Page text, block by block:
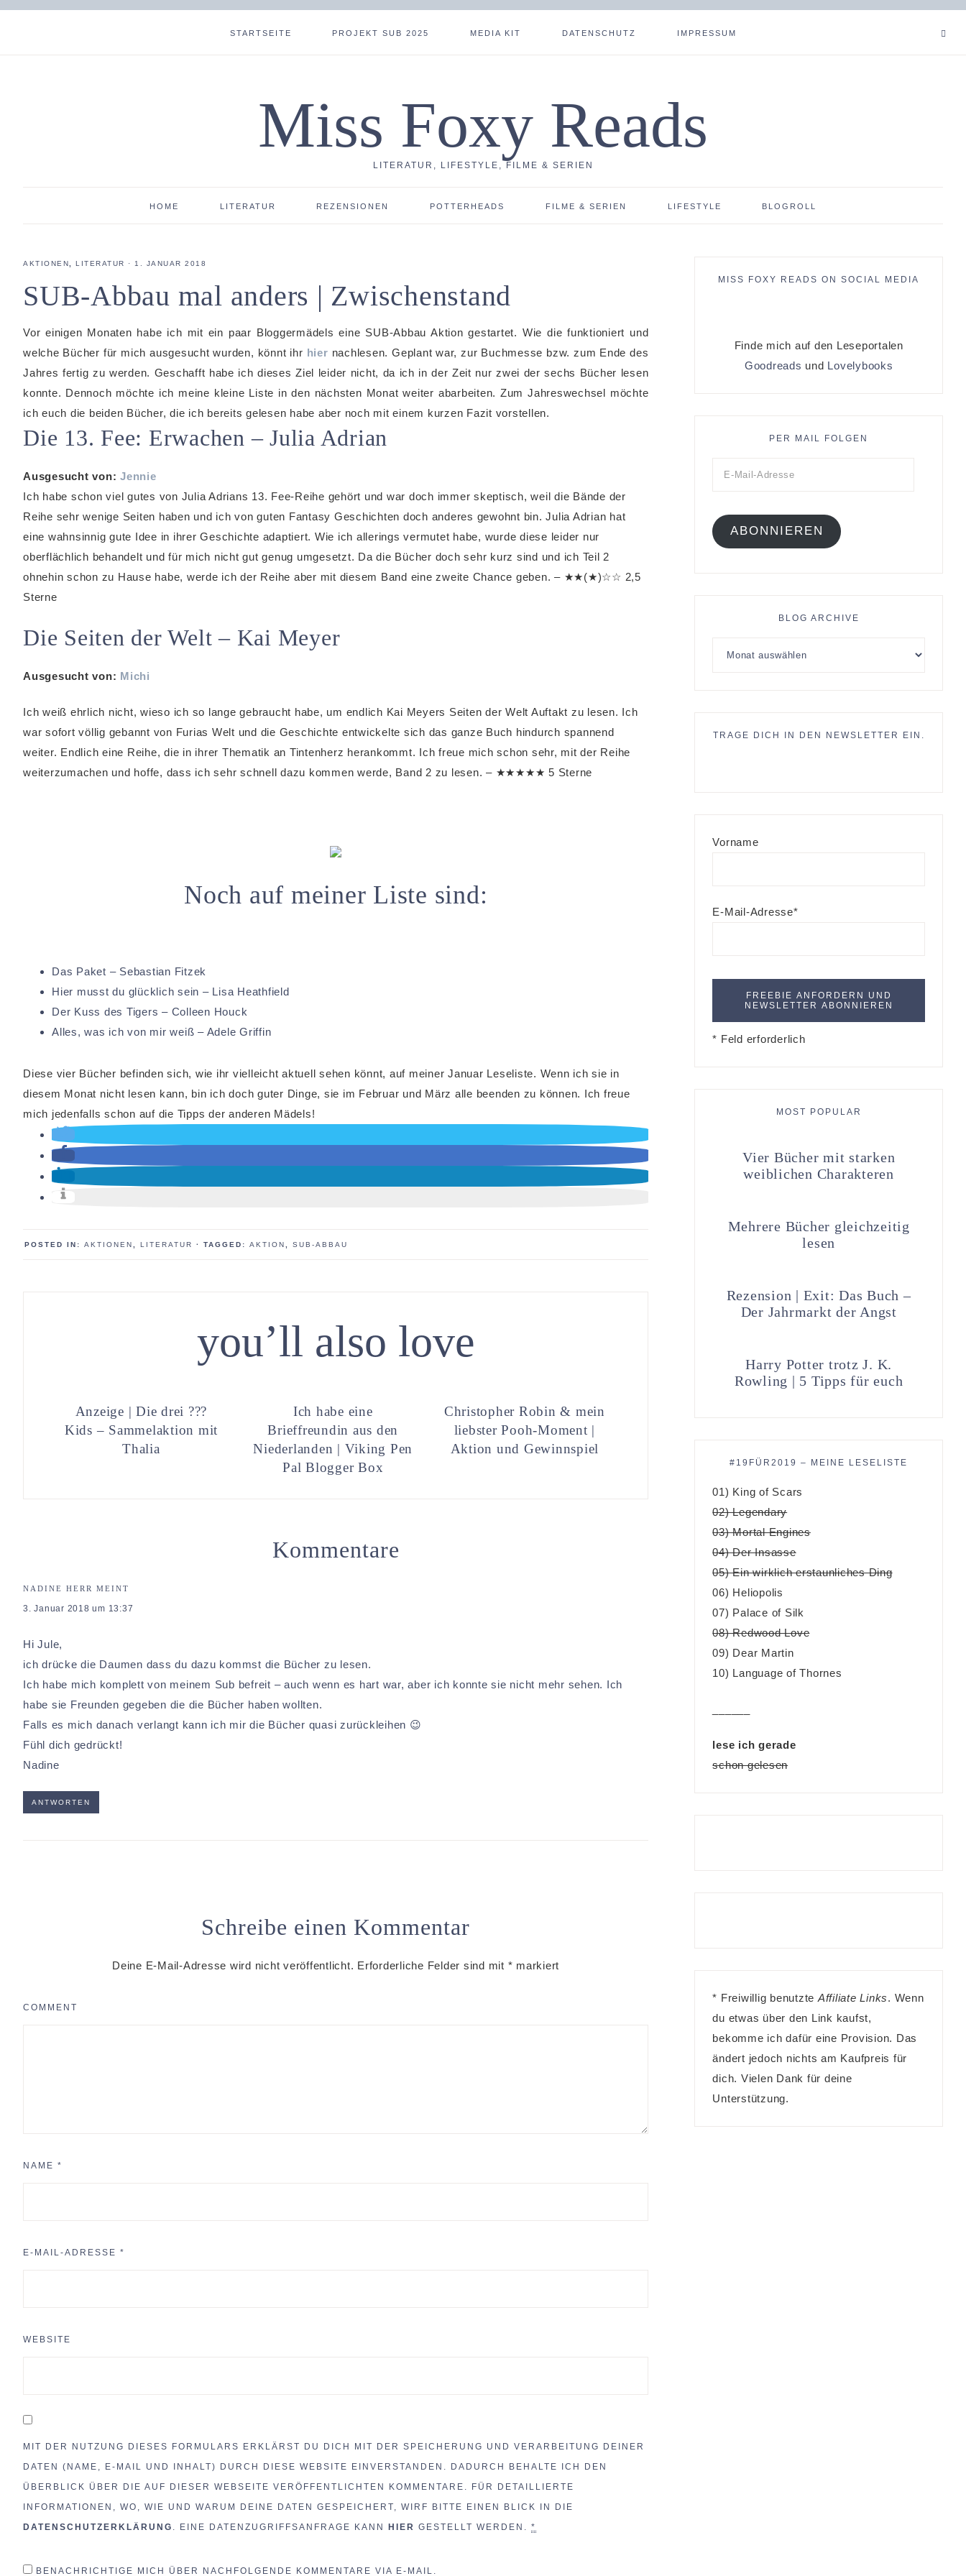
STARTSEITE PROJEKT SUB 2025 MEDIA KIT DATENSCHUTZ IMPRESSUM
Miss Foxy Reads
LITERATUR, LIFESTYLE, FILME & SERIEN
HOME LITERATUR REZENSIONEN POTTERHEADS FILME & SERIEN LIFESTYLE BLOGROLL
AKTIONEN LITERATUR · 1. JANUAR 2018
SUB-Abbau mal anders | Zwischenstand
Vor einigen Monaten habe ich mit ein paar Bloggermädels eine SUB-Abbau Aktion gestartet. Wie die funktioniert und
welche Bücher für mich ausgesucht wurden, könnt ihr hier nachlesen. Geplant war, zur Buchmesse bzw. zum Ende des
Jahres fertig zu werden. Geschafft habe ich dieses Ziel leider nicht, da ich in der Zeit nur zwei der sechs Bücher lesen
konnte. Dennoch möchte ich meine kleine Liste in den nächsten Monat weiter abarbeiten. Zum Jahreswechsel möchte
ich euch die beiden Bücher, die ich bereits gelesen habe aber noch mit einem kurzen Fazit vorstellen.
Die 13. Fee: Erwachen – Julia Adrian
Ausgesucht von: Jennie
Ich habe schon viel gutes von Julia Adrians 13. Fee-Reihe gehört und war doch immer skeptisch, weil die Bände der
Reihe sehr wenige Seiten haben und ich von guten Fantasy Geschichten doch anderes gewohnt bin. Julia Adrian hat
eine wahnsinnig gute Idee in ihrer Geschichte adaptiert. Wie ich allerings vermutet habe, wurde diese leider nur
oberflächlich behandelt und für mich nicht gut genug umgesetzt. Da die Bücher doch sehr kurz sind und ich Teil 2
ohnehin schon zu Hause habe, werde ich der Reihe aber mit diesem Band eine zweite Chance geben. – ★★(★)☆☆ 2,5
Sterne
Die Seiten der Welt – Kai Meyer
Ausgesucht von: Michi
Ich weiß ehrlich nicht, wieso ich so lange gebraucht habe, um endlich Kai Meyers Seiten der Welt Auftakt zu lesen. Ich
war sofort völlig gebannt von Furias Welt und die Geschichte entwickelte sich das ganze Buch hindurch spannend
weiter. Endlich eine Reihe, die in ihrer Thematik an Tintenherz herankommt. Ich freue mich schon sehr, mit der Reihe
weiterzumachen und hoffe, dass ich sehr schnell dazu kommen werde, Band 2 zu lesen. – ★★★★★ 5 Sterne
Noch auf meiner Liste sind:
Das Paket – Sebastian Fitzek
Hier musst du glücklich sein – Lisa Heathfield
Der Kuss des Tigers – Colleen Houck
Alles, was ich von mir weiß – Adele Griffin
Diese vier Bücher befinden sich, wie ihr vielleicht aktuell sehen könnt, auf meiner Januar Leseliste. Wenn ich sie in
diesem Monat nicht lesen kann, bin ich doch guter Dinge, sie im Februar und März alle beenden zu können. Ich freue
mich jedenfalls schon auf die Tipps der anderen Mädels!
POSTED IN: AKTIONEN LITERATUR · TAGGED: AKTION SUB-ABBAU
you’ll also love
Anzeige | Die drei ???
Kids – Sammelaktion mit
Thalia
Ich habe eine
Brieffreundin aus den
Niederlanden | Viking Pen
Pal Blogger Box
Christopher Robin & mein
liebster Pooh-Moment |
Aktion und Gewinnspiel
Kommentare
NADINE HERR MEINT
3. Januar 2018 um 13:37
Hi Jule,
ich drücke die Daumen dass du dazu kommst die Bücher zu lesen.
Ich habe mich komplett von meinem Sub befreit – auch wenn es hart war, aber ich konnte sie nicht mehr sehen. Ich
habe sie Freunden gegeben die die Bücher haben wollten.
Falls es mich danach verlangt kann ich mir die Bücher quasi zurückleihen 😉
Fühl dich gedrückt!
Nadine
ANTWORTEN
Schreibe einen Kommentar
Deine E-Mail-Adresse wird nicht veröffentlicht. Erforderliche Felder sind mit * markiert
COMMENT
NAME *
E-MAIL-ADRESSE *
WEBSITE
MIT DER NUTZUNG DIESES FORMULARS ERKLÄRST DU DICH MIT DER SPEICHERUNG UND VERARBEITUNG DEINER
DATEN (NAME, E-MAIL UND INHALT) DURCH DIESE WEBSITE EINVERSTANDEN. DADURCH BEHALTE ICH DEN
ÜBERBLICK ÜBER DIE AUF DIESER WEBSEITE VERÖFFENTLICHTEN KOMMENTARE. FÜR DETAILLIERTE
INFORMATIONEN, WO, WIE UND WARUM DEINE DATEN GESPEICHERT, WIRF BITTE EINEN BLICK IN DIE
DATENSCHUTZERKLÄRUNG . EINE DATENZUGRIFFSANFRAGE KANN HIER GESTELLT WERDEN. *
BENACHRICHTIGE MICH ÜBER NACHFOLGENDE KOMMENTARE VIA E-MAIL.
MISS FOXY READS ON SOCIAL MEDIA
Finde mich auf den Leseportalen
Goodreads und Lovelybooks
PER MAIL FOLGEN
ABONNIEREN
BLOG ARCHIVE
TRAGE DICH IN DEN NEWSLETTER EIN.
Vorname
E-Mail-Adresse*
* Feld erforderlich
MOST POPULAR
Vier Bücher mit starken
weiblichen Charakteren
Mehrere Bücher gleichzeitig
lesen
Rezension | Exit: Das Buch –
Der Jahrmarkt der Angst
Harry Potter trotz J. K.
Rowling | 5 Tipps für euch
#19FÜR2019 – MEINE LESELISTE
01) King of Scars
02) Legendary
03) Mortal Engines
04) Der Insasse
05) Ein wirklich erstaunliches Ding
06) Heliopolis
07) Palace of Silk
08) Redwood Love
09) Dear Martin
10) Language of Thornes
lese ich gerade
schon gelesen
* Freiwillig benutzte Affiliate Links. Wenn
du etwas über den Link kaufst,
bekomme ich dafür eine Provision. Das
ändert jedoch nichts am Kaufpreis für
dich. Vielen Dank für deine
Unterstützung.